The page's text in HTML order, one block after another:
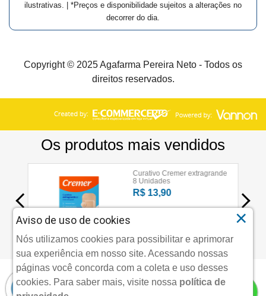
ilustrativas. | *Preços e disponibilidade sujeitos a alterações no
decorrer do dia.
Copyright © 2025 Agafarma Pereira Neto - Todos os
direitos reservados.
Aviso de uso de cookies
Nós utilizamos cookies para possibilitar e aprimorar
sua experiência em nosso site. Acessando nossas
páginas você concorda com a coleta e uso desses
cookies. Para saber mais, visite nossa política de
×